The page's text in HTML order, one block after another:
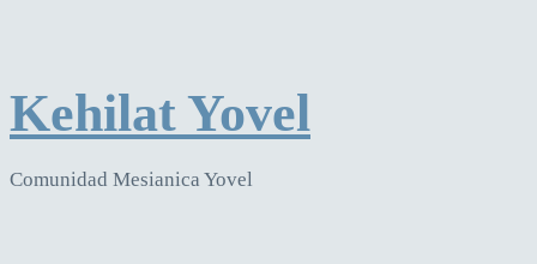
Kehilat Yovel
Comunidad Mesianica Yovel